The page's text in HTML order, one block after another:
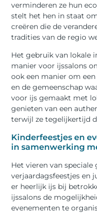
verminderen ze hun
stelt het hen in staat
creëren die de
tradities van de regio
Het gebruik van lokale
manier voor ijssalons
ook een manier om
en de gemeenschap
voor ijs gemaakt met
genieten van een
terwijl ze tegelijkertijd
Kinderfeestjes en
in samenwerking
Het vieren van speciale
verjaardagsfeestjes en
er heerlijk ijs bij
ijssalons de
evenementen te